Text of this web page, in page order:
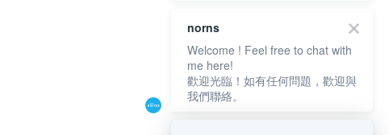
norns
Welcome ! Feel free to chat with
me here!
歡迎光臨！如有任何問題，歡迎與
我們聯絡。